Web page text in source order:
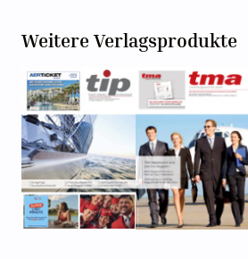
Weitere Verlagsprodukte